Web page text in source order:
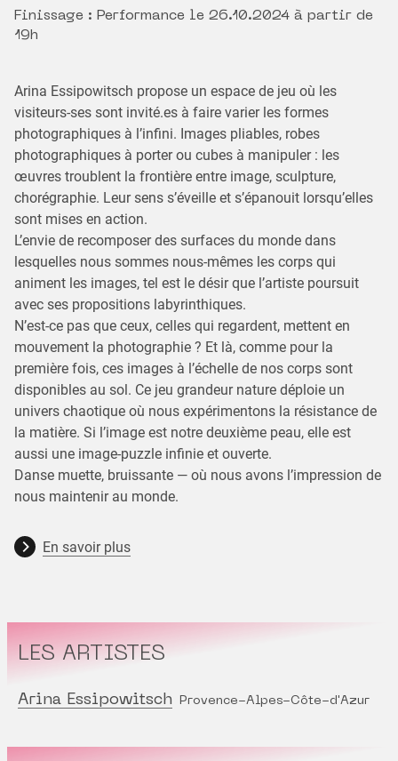
Finissage : Performance le 26.10.2024 à partir de
19h
Arina Essipowitsch propose un espace de jeu où les
visiteurs-ses sont invité.es à faire varier les formes
photographiques à l’infini. Images pliables, robes
photographiques à porter ou cubes à manipuler : les
œuvres troublent la frontière entre image, sculpture,
chorégraphie. Leur sens s’éveille et s’épanouit lorsqu’elles
sont mises en action.
L’envie de recomposer des surfaces du monde dans
lesquelles nous sommes nous-mêmes les corps qui
animent les images, tel est le désir que l’artiste poursuit
avec ses propositions labyrinthiques.
N’est-ce pas que ceux, celles qui regardent, mettent en
mouvement la photographie ? Et là, comme pour la
première fois, ces images à l’échelle de nos corps sont
disponibles au sol. Ce jeu grandeur nature déploie un
univers chaotique où nous expérimentons la résistance de
la matière. Si l’image est notre deuxième peau, elle est
aussi une image-puzzle infinie et ouverte.
Danse muette, bruissante — où nous avons l’impression de
nous maintenir au monde.
En savoir plus
LES ARTISTES
Arina Essipowitsch Provence-Alpes-Côte-d'Azur